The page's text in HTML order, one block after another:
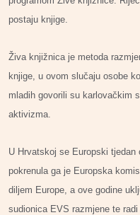
postaju knjige.
Živa knjižnica je metoda
knjige, u ovom slučaju osobe
mladih govorili su karlovačkim
aktivizma.
U Hrvatskoj se Europski
pokrenula ga je Europska
diljem Europe, a ove godine
sudionica EVS razmjene te